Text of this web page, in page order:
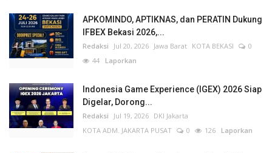
APKOMINDO, APTIKNAS, dan PERATIN Dukung
IFBEX Bekasi 2026,...
Redaksi Jul 20, 2026 Jawa Barat KOTA BEKASI
0
44 Laporkan
Indonesia Game Experience (IGEX) 2026 Siap
Digelar, Dorong...
Redaksi Jul 19, 2026 DKI Jakarta
KOTA ADM. JAKARTA PUSAT
0 126 Laporkan